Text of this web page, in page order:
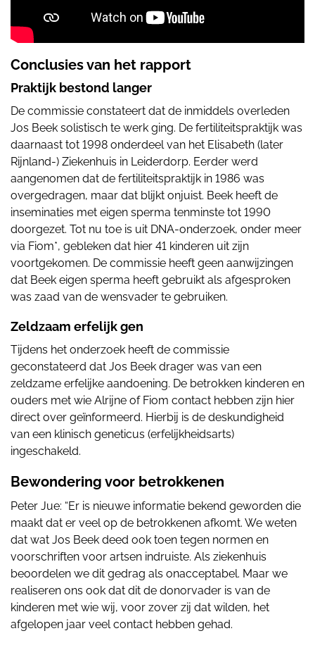
Conclusies van het rapport
Praktijk bestond langer
De commissie constateert dat de inmiddels overleden
Jos Beek solistisch te werk ging. De fertiliteitspraktijk was
daarnaast tot 1998 onderdeel van het Elisabeth (later
Rijnland-) Ziekenhuis in Leiderdorp. Eerder werd
aangenomen dat de fertiliteitspraktijk in 1986 was
overgedragen, maar dat blijkt onjuist. Beek heeft de
inseminaties met eigen sperma tenminste tot 1990
doorgezet. Tot nu toe is uit DNA-onderzoek, onder meer
via Fiom*, gebleken dat hier 41 kinderen uit zijn
voortgekomen. De commissie heeft geen aanwijzingen
dat Beek eigen sperma heeft gebruikt als afgesproken
was zaad van de wensvader te gebruiken.
Zeldzaam erfelijk gen
Tijdens het onderzoek heeft de commissie
geconstateerd dat Jos Beek drager was van een
zeldzame erfelijke aandoening. De betrokken kinderen en
ouders met wie Alrijne of Fiom contact hebben zijn hier
direct over geïnformeerd. Hierbij is de deskundigheid
van een klinisch geneticus (erfelijkheidsarts)
ingeschakeld.
Bewondering voor betrokkenen
Peter Jue: “Er is nieuwe informatie bekend geworden die
maakt dat er veel op de betrokkenen afkomt. We weten
dat wat Jos Beek deed ook toen tegen normen en
voorschriften voor artsen indruiste. Als ziekenhuis
beoordelen we dit gedrag als onacceptabel. Maar we
realiseren ons ook dat dit de donorvader is van de
kinderen met wie wij, voor zover zij dat wilden, het
afgelopen jaar veel contact hebben gehad.